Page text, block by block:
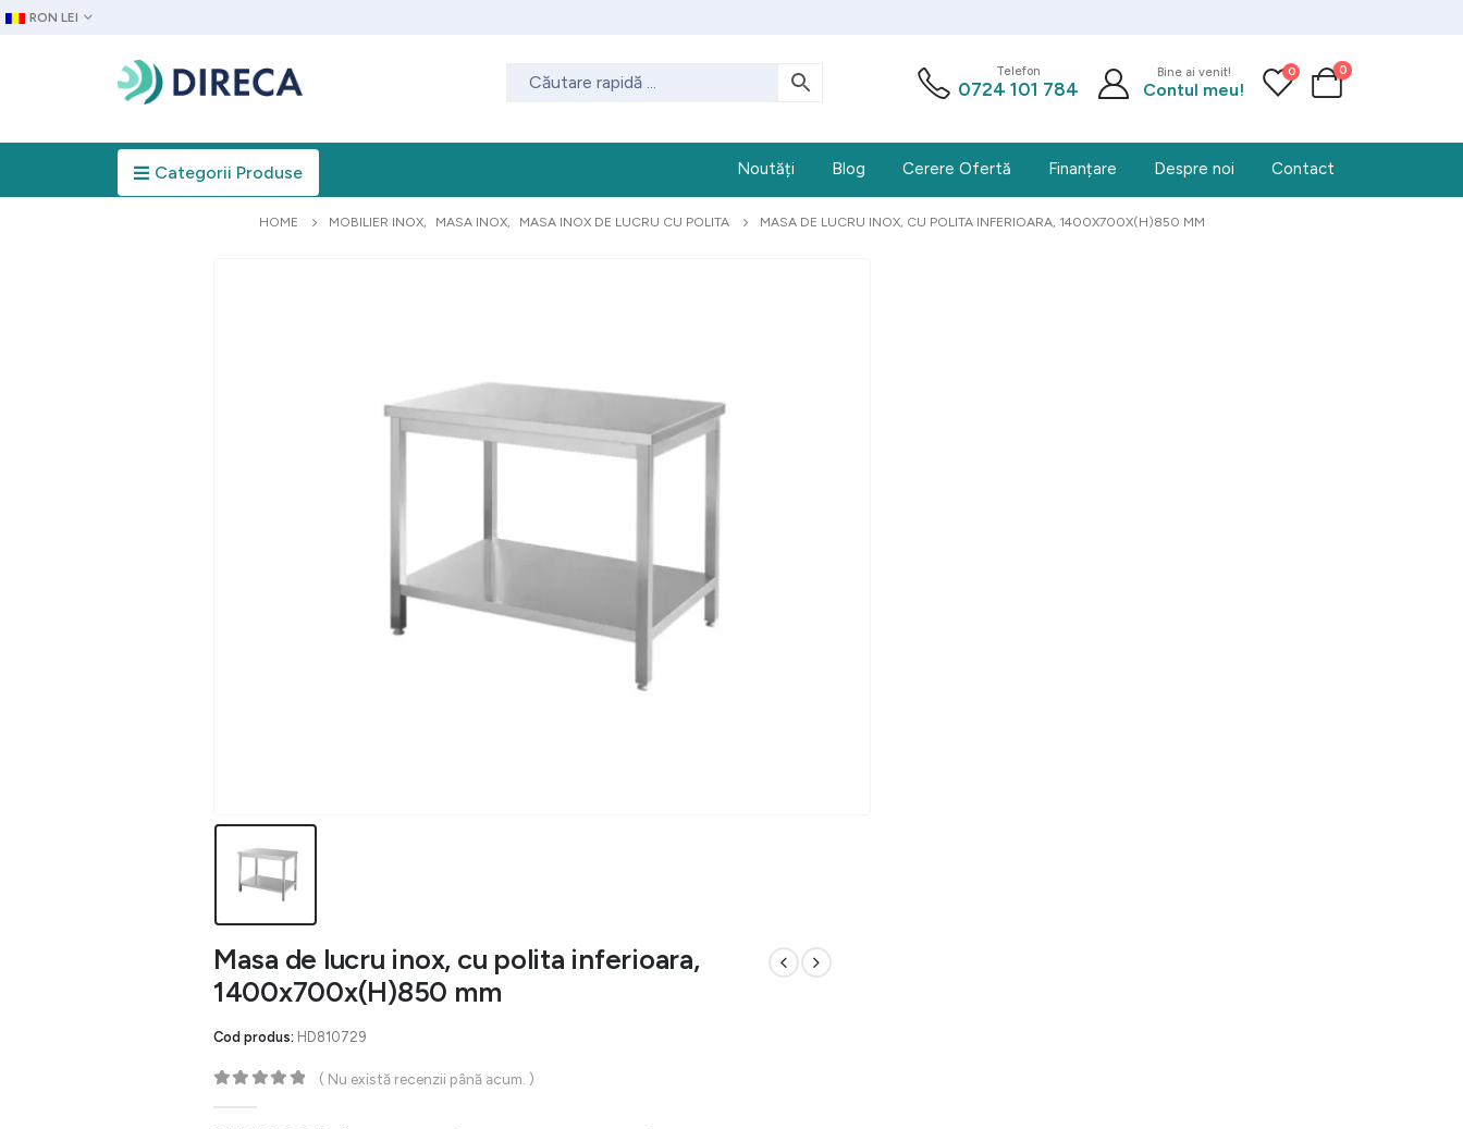
RON LEI
Telefon
0724 101 784
Bine ai venit!
Contul meu!
0 0
Categorii Produse Noutăți Blog Cerere Ofertă Finanțare Despre noi Contact
HOME MOBILIER INOX, MASA INOX, MASA INOX DE LUCRU CU POLITA MASA DE LUCRU INOX, CU POLITA INFERIOARA, 1400X700X(H)850 MM
Masa de lucru inox, cu polita inferioara,
1400x700x(H)850 mm
Cod produs: HD810729
( Nu există recenzii până acum. )